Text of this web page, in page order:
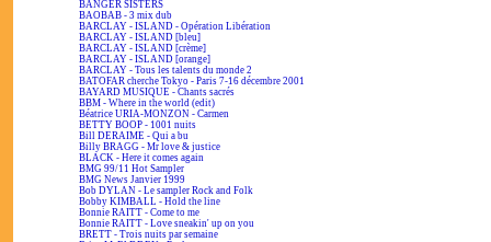
BANGER SISTERS
BAOBAB - 3 mix dub
BARCLAY - ISLAND - Opération Libération
BARCLAY - ISLAND [bleu]
BARCLAY - ISLAND [crème]
BARCLAY - ISLAND [orange]
BARCLAY - Tous les talents du monde 2
BATOFAR cherche Tokyo - Paris 7-16 décembre 2001
BAYARD MUSIQUE - Chants sacrés
BBM - Where in the world (edit)
Béatrice URIA-MONZON - Carmen
BETTY BOOP - 1001 nuits
Bill DERAIME - Qui a bu
Billy BRAGG - Mr love & justice
BLACK - Here it comes again
BMG 99/11 Hot Sampler
BMG News Janvier 1999
Bob DYLAN - Le sampler Rock and Folk
Bobby KIMBALL - Hold the line
Bonnie RAITT - Come to me
Bonnie RAITT - Love sneakin' up on you
BRETT - Trois nuits par semaine